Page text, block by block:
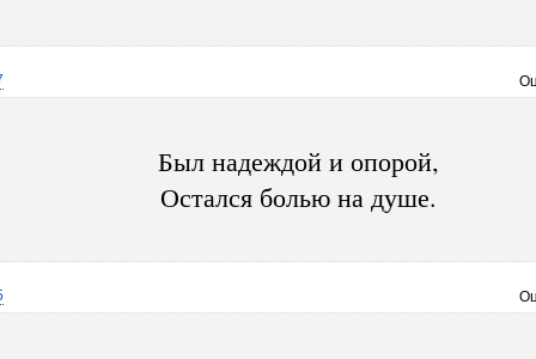
Был надеждой и опорой,
Остался болью на душе.